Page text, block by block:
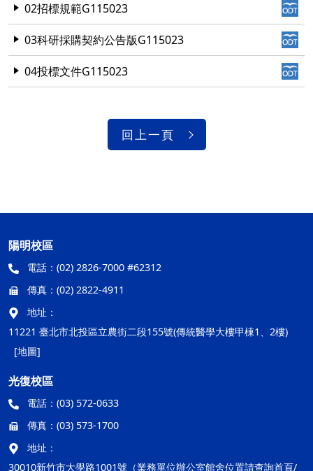
02招標規範G115023
03科研採購契約公告版G115023
04投標文件G115023
回上一頁
陽明校區
電話： (02) 2826-7000 #62312
傳真： (02) 2822-4911
地址：
11221 臺北市北投區立農街二段155號(傳統醫學大樓甲棟1、2樓)
[地圖]
光復校區
電話： (03) 572-0633
傳真： (03) 573-1700
地址：
30010新竹市大學路1001號（業務單位辦公室館舍位置請查詢首頁/